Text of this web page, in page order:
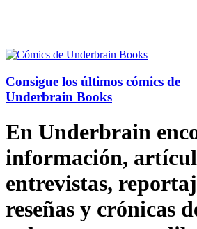
Consigue los últimos cómics de
Underbrain Books
En Underbrain
información,
entrevistas,
reseñas y crónicas